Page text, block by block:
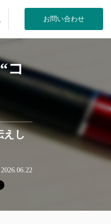
お問い合わせ
コ
えし
2026.06.22